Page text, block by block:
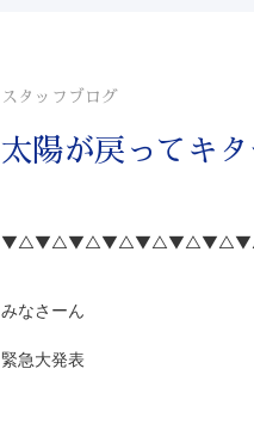
スタッフブログ
太陽が戻ってキタ
みなさーん
緊急大発表